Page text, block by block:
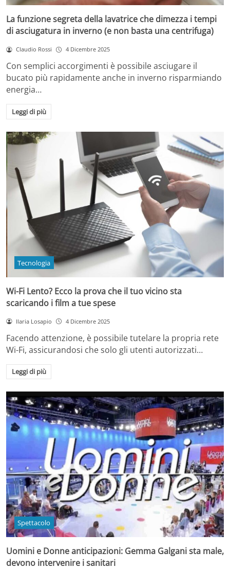
La funzione segreta della lavatrice che dimezza i tempi
di asciugatura in inverno (e non basta una centrifuga)
Claudio Rossi 4 Dicembre 2025
Con semplici accorgimenti è possibile asciugare il
bucato più rapidamente anche in inverno risparmiando
energia…
Leggi di più
Tecnologia
Wi-Fi Lento? Ecco la prova che il tuo vicino sta
scaricando i film a tue spese
Ilaria Losapio 4 Dicembre 2025
Facendo attenzione, è possibile tutelare la propria rete
Wi-Fi, assicurandosi che solo gli utenti autorizzati…
Leggi di più
Spettacolo
Uomini e Donne anticipazioni: Gemma Galgani sta male,
devono intervenire i sanitari